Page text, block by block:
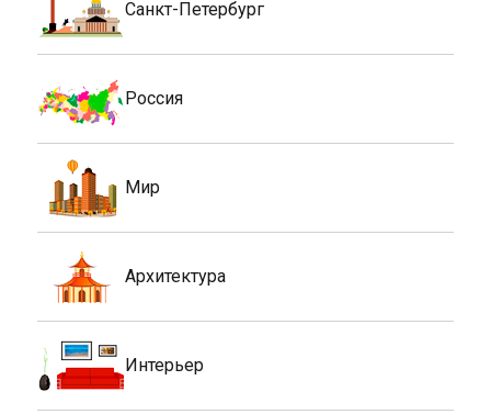
Санкт-Петербург
Россия
Мир
Архитектура
Интерьер